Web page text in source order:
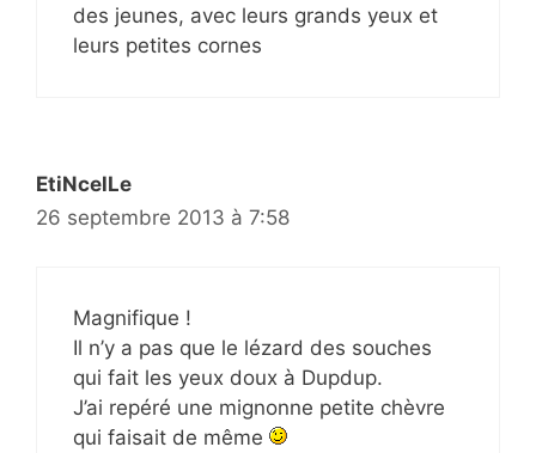
des jeunes, avec leurs grands yeux et
leurs petites cornes
EtiNcelLe
26 septembre 2013 à 7:58
Magnifique !
Il n’y a pas que le lézard des souches
qui fait les yeux doux à Dupdup.
J’ai repéré une mignonne petite chèvre
qui faisait de même